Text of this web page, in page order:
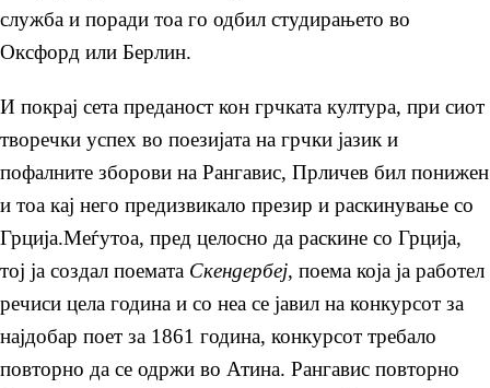
служба и поради тоа го одбил студирањето во
Оксфорд или Берлин.
И покрај сета преданост кон грчката култура, при сиот
творечки успех во поезијата на грчки јазик и
пофалните зборови на Рангавис, Прличев бил понижен
и тоа кај него предизвикало презир и раскинување со
Грција.Меѓутоа, пред целосно да раскине со Грција,
тој ја создал поемата Скендербеј, поема која ја работел
речиси цела година и со неа се јавил на конкурсот за
најдобар поет за 1861 година, конкурсот требало
повторно да се одржи во Атина. Рангавис повторно